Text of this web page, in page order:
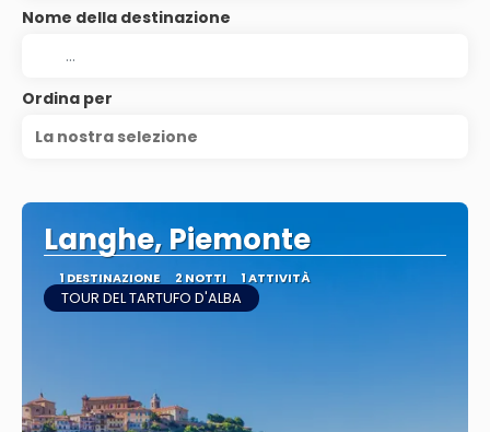
Nome della destinazione
Ordina per
La nostra selezione
Langhe, Piemonte
1 DESTINAZIONE 2 NOTTI 1 ATTIVITÀ
TOUR DEL TARTUFO D'ALBA